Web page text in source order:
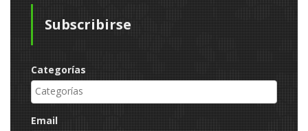
Subscribirse
Categorías
Email